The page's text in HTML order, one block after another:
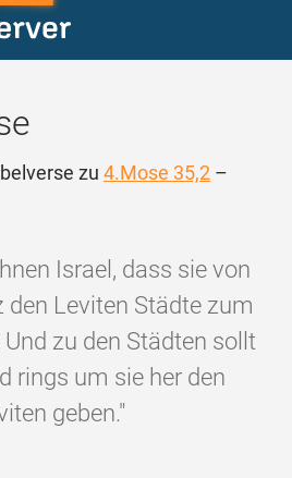
zu 4.Mose 35,2 –
Israel, dass sie von
den Leviten Städte zum
zu den Städten sollt
rings um sie her den
geben."